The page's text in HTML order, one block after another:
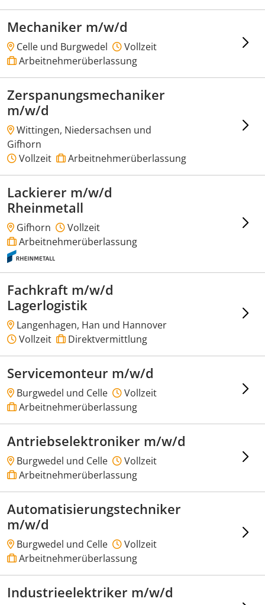
Mechaniker m/w/d
Celle und Burgwedel
Vollzeit
Arbeitnehmerüberlassung
Zerspanungsmechaniker
m/w/d
Wittingen, Niedersachsen und
Gifhorn
Vollzeit
Arbeitnehmerüberlassung
Lackierer m/w/d
Rheinmetall
Gifhorn
Vollzeit
Arbeitnehmerüberlassung
Fachkraft m/w/d
Lagerlogistik
Langenhagen, Han und Hannover
Vollzeit
Direktvermittlung
Servicemonteur m/w/d
Burgwedel und Celle
Vollzeit
Arbeitnehmerüberlassung
Antriebselektroniker m/w/d
Burgwedel und Celle
Vollzeit
Arbeitnehmerüberlassung
Automatisierungstechniker
m/w/d
Burgwedel und Celle
Vollzeit
Arbeitnehmerüberlassung
Industrieelektriker m/w/d